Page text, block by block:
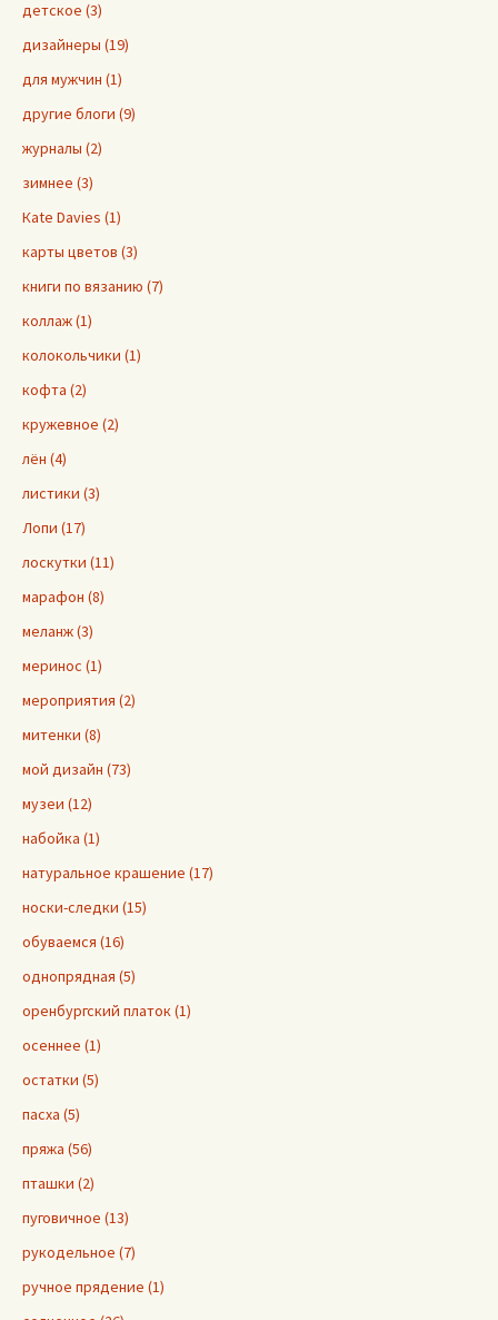
детское (3)
дизайнеры (19)
для мужчин (1)
другие блоги (9)
журналы (2)
зимнее (3)
Кate Davies (1)
карты цветов (3)
книги по вязанию (7)
коллаж (1)
колокольчики (1)
кофта (2)
кружевное (2)
лён (4)
листики (3)
Лопи (17)
лоскутки (11)
марафон (8)
меланж (3)
меринос (1)
мероприятия (2)
митенки (8)
мой дизайн (73)
музеи (12)
набойка (1)
натуральное крашение (17)
носки-следки (15)
обуваемся (16)
однопрядная (5)
оренбургский платок (1)
осеннее (1)
остатки (5)
пасха (5)
пряжа (56)
пташки (2)
пуговичное (13)
рукодельное (7)
ручное прядение (1)